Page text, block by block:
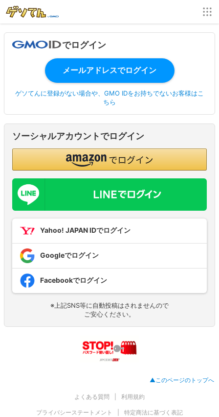
でログイン
ゲソてんに登録がない場合や、GMO IDをお持ちでないお客様はこ
ちら
ソーシャルアカウントでログイン
Yahoo! JAPAN IDでログイン
Googleでログイン
Facebookでログイン
※上記SNS等に自動投稿はされませんので
ご安心ください。
▲このページのトップへ
よくある質問 利用規約
プライバシーステートメント 特定商法に基づく表記